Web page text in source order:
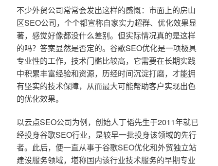
不少外贸公司常常会发出这样的感慨：市面上的房山
区SEO公司，个个都宣称自家实力超群、优化效果显
著，感觉好像都没什么差别。但实际情况真的是这样
的吗？答案显然是否定的。谷歌SEO优化是一项极具
专业性的工作，技术门槛比较高，它需要在长期实践
中积累丰富经验和资源，历经时间沉淀打磨，才能拥
有坚实的技术保障，从而最大可能帮助客户实现出色
的优化效果。
以云点SEO公司为例，创始人丁韬先生于2011年就已
经投身谷歌SEO行业，是较早一批投身该领域的先行
者。此后，便一直从事于谷歌SEO优化和外贸独立站
建设服务领域，堪称国内该行业技术服务的早期专业